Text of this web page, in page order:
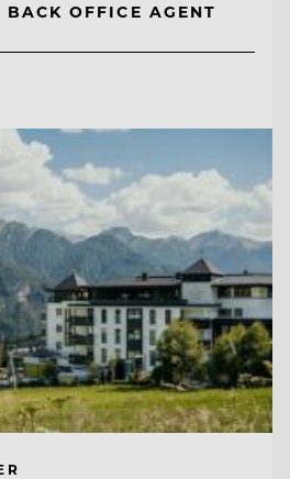
BACK OFFICE AGENT